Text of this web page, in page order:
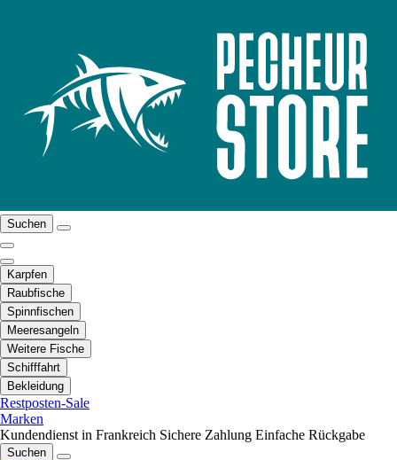
Suchen
Karpfen
Raubfische
Spinnfischen
Meeresangeln
Weitere Fische
Schifffahrt
Bekleidung
Restposten-Sale
Marken
Kundendienst in Frankreich Sichere Zahlung Einfache Rückgabe
Suchen